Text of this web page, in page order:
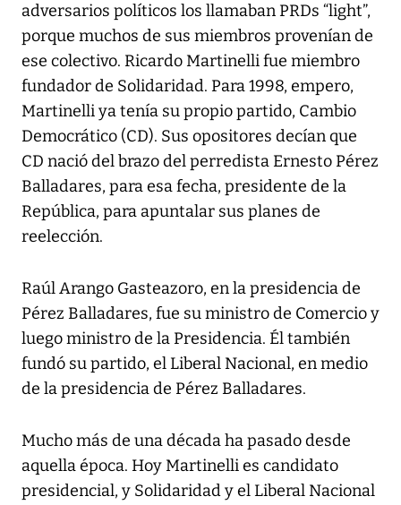
adversarios políticos los llamaban PRDs “light”,
porque muchos de sus miembros provenían de
ese colectivo. Ricardo Martinelli fue miembro
fundador de Solidaridad. Para 1998, empero,
Martinelli ya tenía su propio partido, Cambio
Democrático (CD). Sus opositores decían que
CD nació del brazo del perredista Ernesto Pérez
Balladares, para esa fecha, presidente de la
República, para apuntalar sus planes de
reelección.
Raúl Arango Gasteazoro, en la presidencia de
Pérez Balladares, fue su ministro de Comercio y
luego ministro de la Presidencia. Él también
fundó su partido, el Liberal Nacional, en medio
de la presidencia de Pérez Balladares.
Mucho más de una década ha pasado desde
aquella época. Hoy Martinelli es candidato
presidencial, y Solidaridad y el Liberal Nacional